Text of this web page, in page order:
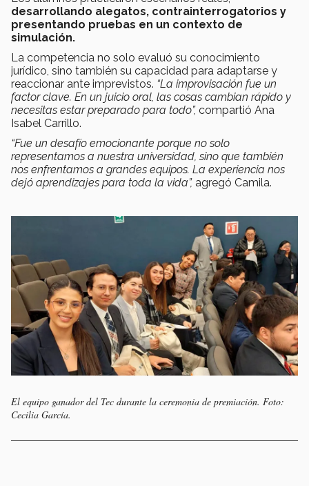
desarrollando alegatos, contrainterrogatorios y
presentando pruebas en un contexto de
simulación.
La competencia no solo evaluó su conocimiento
jurídico, sino también su capacidad para adaptarse y
reaccionar ante imprevistos. “La improvisación fue un
factor clave. En un juicio oral, las cosas cambian rápido y
necesitas estar preparado para todo”, compartió Ana
Isabel Carrillo.
“Fue un desafío emocionante porque no solo
representamos a nuestra universidad, sino que también
nos enfrentamos a grandes equipos. La experiencia nos
dejó aprendizajes para toda la vida”, agregó Camila.
El equipo ganador del Tec durante la ceremonia de premiación. Foto:
Cecilia García.